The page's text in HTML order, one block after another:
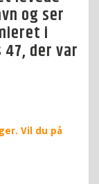
og ser
i
der var
Vil du på